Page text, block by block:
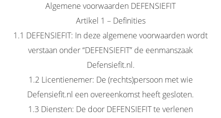
Algemene voorwaarden DEFENSIEFIT
Artikel 1 – Definities
1.1 DEFENSIEFIT: In deze algemene voorwaarden wordt
verstaan onder “DEFENSIEFIT” de eenmanszaak
Defensiefit.nl.
1.2 Licentienemer: De (rechts)persoon met wie
Defensiefit.nl een overeenkomst heeft gesloten.
1.3 Diensten: De door DEFENSIEFIT te verlenen